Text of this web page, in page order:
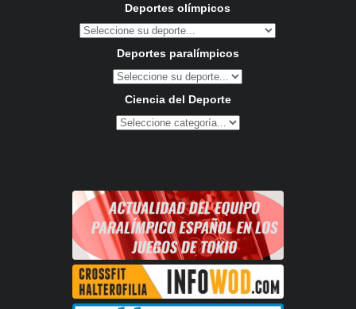
Deportes olímpicos
Deportes paralímpicos
Ciencia del Deporte